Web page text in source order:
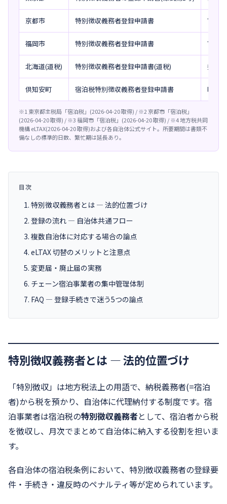
京都市 特別徴収義務者登録申請書 市税
福岡市 特別徴収義務者登録申請書 市税
北海道(道税) 特別徴収義務者登録申請書(道税) 振興
倶知安町 宿泊税特別徴収義務者登録申請書 町役
※1 東京都主税局「宿泊税」(2026-04-20 取得) / ※2 京都市「宿泊税」
(2026-04-20 取得) / ※3 福岡市「宿泊税」(2026-04-20 取得) / ※4 地方税共同
機構 eLTAX(2026-04-20 取得)および各自治体公式サイト。所要期間は書類不
備なしの標準的日数、繁忙期は延長あり。
目次
特別徴収義務者とは ― 法的位置づけ
登録の流れ ― 自治体共通フロー
複数自治体に対応する場合の論点
eLTAX 切替のメリットと注意点
変更届・廃止届の実務
チェーン宿泊事業者の集中管理体制
FAQ ― 登録手続きで迷う5つの論点
特別徴収義務者とは ― 法的位置づけ
「特別徴収」は地方税法上の用語で、納税義務者(=宿泊
者)から税を預かり、自治体に代理納付する制度です。宿
泊事業者は宿泊税の特別徴収義務者として、宿泊者から税
を徴収し、月次でまとめて自治体に納入する役割を担いま
す。
各自治体の宿泊税条例において、特別徴収義務者の登録要
件・手続き・違反時のペナルティ等が定められています。